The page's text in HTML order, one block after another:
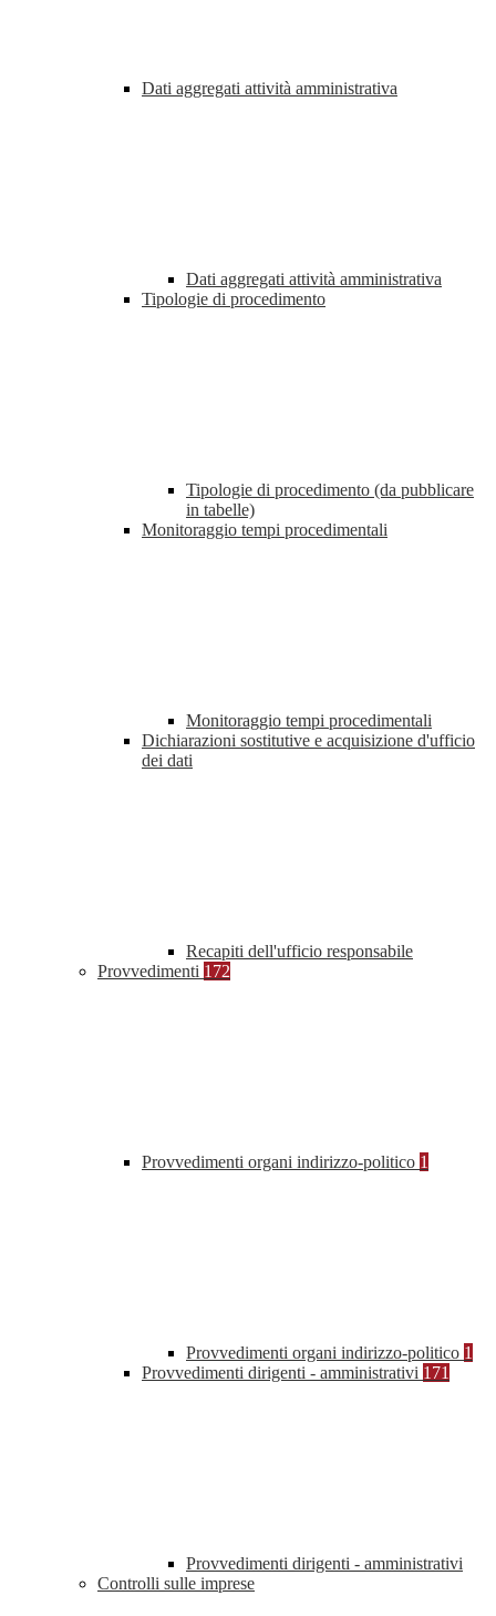
Dati aggregati attività amministrativa
Dati aggregati attività amministrativa
Tipologie di procedimento
Tipologie di procedimento (da pubblicare
in tabelle)
Monitoraggio tempi procedimentali
Monitoraggio tempi procedimentali
Dichiarazioni sostitutive e acquisizione d'ufficio
dei dati
Recapiti dell'ufficio responsabile
Provvedimenti 172
Provvedimenti organi indirizzo-politico 1
Provvedimenti organi indirizzo-politico 1
Provvedimenti dirigenti - amministrativi 171
Provvedimenti dirigenti - amministrativi
Controlli sulle imprese